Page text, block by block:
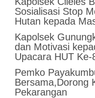
Sosialisasi Stop
Hutan kepada
‎Kapolsek
dan Motivasi
Upacara HUT
Pemko
Bersama,Dorong
Pekarangan